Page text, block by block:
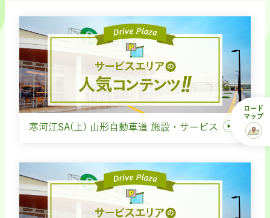
寒河江SA(上) 山形自動車道 施設・サービス
ロード
マップ